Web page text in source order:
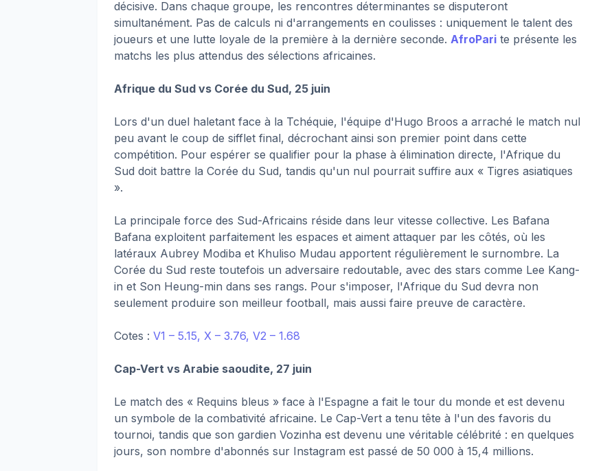
décisive. Dans chaque groupe, les rencontres déterminantes se disputeront
simultanément. Pas de calculs ni d'arrangements en coulisses : uniquement le talent des
joueurs et une lutte loyale de la première à la dernière seconde. AfroPari te présente les
matchs les plus attendus des sélections africaines.
Afrique du Sud vs Corée du Sud, 25 juin
Lors d'un duel haletant face à la Tchéquie, l'équipe d'Hugo Broos a arraché le match nul
peu avant le coup de sifflet final, décrochant ainsi son premier point dans cette
compétition. Pour espérer se qualifier pour la phase à élimination directe, l'Afrique du
Sud doit battre la Corée du Sud, tandis qu'un nul pourrait suffire aux « Tigres asiatiques
».
La principale force des Sud-Africains réside dans leur vitesse collective. Les Bafana
Bafana exploitent parfaitement les espaces et aiment attaquer par les côtés, où les
latéraux Aubrey Modiba et Khuliso Mudau apportent régulièrement le surnombre. La
Corée du Sud reste toutefois un adversaire redoutable, avec des stars comme Lee Kang-
in et Son Heung-min dans ses rangs. Pour s'imposer, l'Afrique du Sud devra non
seulement produire son meilleur football, mais aussi faire preuve de caractère.
Cotes : V1 – 5.15, X – 3.76, V2 – 1.68
Cap-Vert vs Arabie saoudite, 27 juin
Le match des « Requins bleus » face à l'Espagne a fait le tour du monde et est devenu
un symbole de la combativité africaine. Le Cap-Vert a tenu tête à l'un des favoris du
tournoi, tandis que son gardien Vozinha est devenu une véritable célébrité : en quelques
jours, son nombre d'abonnés sur Instagram est passé de 50 000 à 15,4 millions.